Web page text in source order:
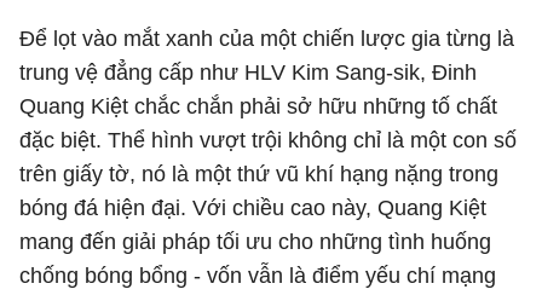
Để lọt vào mắt xanh của một chiến lược gia từng là
trung vệ đẳng cấp như HLV Kim Sang-sik, Đinh
Quang Kiệt chắc chắn phải sở hữu những tố chất
đặc biệt. Thể hình vượt trội không chỉ là một con số
trên giấy tờ, nó là một thứ vũ khí hạng nặng trong
bóng đá hiện đại. Với chiều cao này, Quang Kiệt
mang đến giải pháp tối ưu cho những tình huống
chống bóng bổng - vốn vẫn là điểm yếu chí mạng